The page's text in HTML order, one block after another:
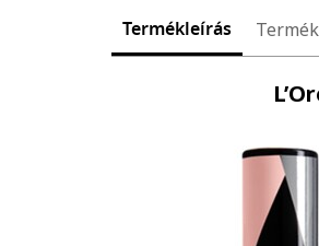
Termékleírás